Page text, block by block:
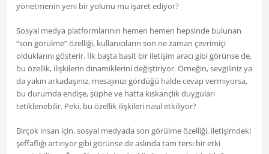
yönetmenin yeni bir yolunu mu işaret ediyor?
Sosyal medya platformlarının hemen hemen hepsinde bulunan
“son görülme” özelliği, kullanıcıların son ne zaman çevrimiçi
olduklarını gösterir. İlk başta basit bir iletişim aracı gibi görünse de,
bu özellik, ilişkilerin dinamiklerini değiştiriyor. Örneğin, sevgiliniz ya
da yakın arkadaşınız, mesajınızı gördüğü halde cevap vermiyorsa,
bu durumda endişe, şüphe ve hatta kıskançlık duyguları
tetiklenebilir. Peki, bu özellik ilişkileri nasıl etkiliyor?
Birçok insan için, sosyal medyada son görülme özelliği, iletişimdeki
şeffaflığı artırıyor gibi görünse de aslında tam tersi bir etki